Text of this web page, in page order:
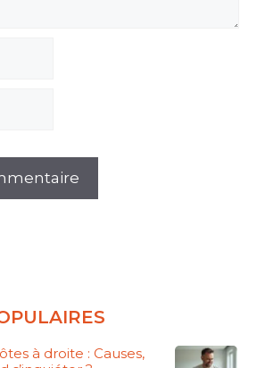
à droite : Causes,